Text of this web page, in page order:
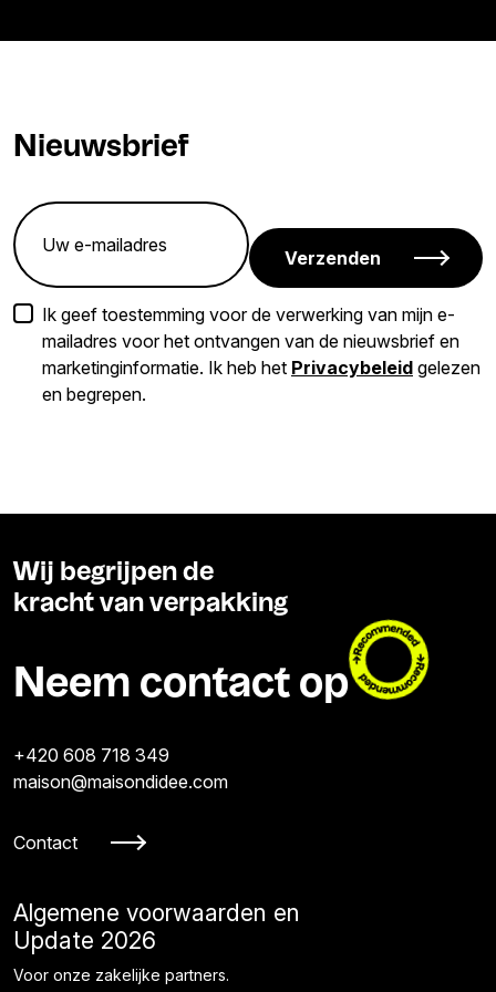
Nieuwsbrief
Verzenden
Ik geef toestemming voor de verwerking van mijn e-
mailadres voor het ontvangen van de nieuwsbrief en
marketinginformatie. Ik heb het Privacybeleid gelezen
en begrepen.
Wij begrijpen de
kracht van verpakking
Neem contact op
+420 608 718 349
maison@maisondidee.com
Contact
Algemene voorwaarden en
Update 2026
Voor onze zakelijke partners.